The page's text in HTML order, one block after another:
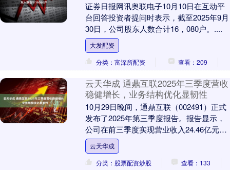
证券日报网讯奥联电子10月10日在互动平
台回答投资者提问时表示，截至2025年9月
30日，公司股东人数合计16，080户。....
大发配资
分类：富深所配资
查看：209
云天华成 通鼎互联2025年三季度营收
稳健增长，业务结构优化显韧性
10月29日晚间，通鼎互联（002491）正式
发布了2025年第三季度报告。报告显示，
公司在前三季度实现营业收入24.46亿元，
同比增长12.71%；其中第三季....
云天华成
分类：股票配资炒股
查看：133